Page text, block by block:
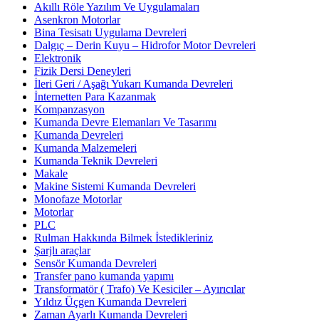
Akıllı Röle Yazılım Ve Uygulamaları
Asenkron Motorlar
Bina Tesisatı Uygulama Devreleri
Dalgıç – Derin Kuyu – Hidrofor Motor Devreleri
Elektronik
Fizik Dersi Deneyleri
İleri Geri / Aşağı Yukarı Kumanda Devreleri
İnternetten Para Kazanmak
Kompanzasyon
Kumanda Devre Elemanları Ve Tasarımı
Kumanda Devreleri
Kumanda Malzemeleri
Kumanda Teknik Devreleri
Makale
Makine Sistemi Kumanda Devreleri
Monofaze Motorlar
Motorlar
PLC
Rulman Hakkında Bilmek İstedikleriniz
Şarjlı araçlar
Sensör Kumanda Devreleri
Transfer pano kumanda yapımı
Transformatör ( Trafo) Ve Kesiciler – Ayırıcılar
Yıldız Üçgen Kumanda Devreleri
Zaman Ayarlı Kumanda Devreleri